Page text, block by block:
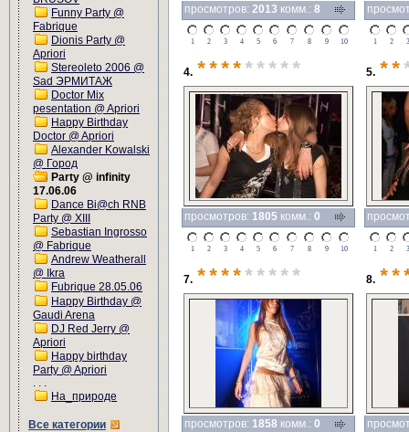
Funny Party @
Fabrique
Dionis Party @
Apriori
Stereoleto 2006 @
Sad ЭРМИТАЖ
Doctor Mix
pesentation @ Apriori
Happy Birthday
Doctor @ Apriori
Alexander Kowalski
@ Город
Party @ infinity
17.06.06
Dance Bi@ch RNB
Party @ XIII
Sebastian Ingrosso
@ Fabrique
Andrew Weatherall
@ Ikra
Fubrique 28.05.06
Happy Birthday @
Gaudi Arena
DJ Red Jerry @
Apriori
Happy birthday
Party @ Apriori
. . .
На_природе
Все категории
просмотров: 2013 комм.: 8
1 2 3 4 5 6 7 8 9 10 1 2 3
4. **** *****
просмотров: 1805 комм.: 0
1 2 3 4 5 6 7 8 9 10
5. **
1 2 3
7. **** *****
просмотров: 1858 комм.: 0
8.